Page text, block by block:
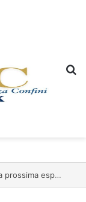
Christopher Aleo: il Kuwait al centro della prossima espansione di iSwiss Pay nel Golfo